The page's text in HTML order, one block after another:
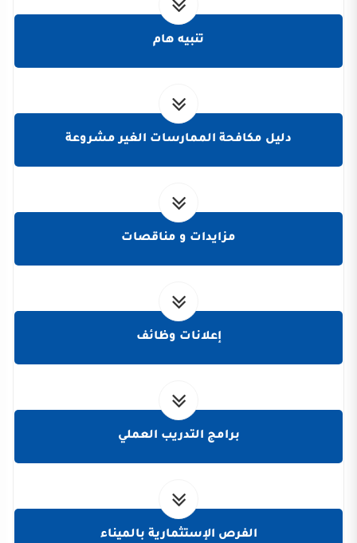
تنبيه هام
دليل مكافحة الممارسات الغير مشروعة
مزايدات و مناقصات
إعلانات وظائف
برامج التدريب العملي
الفرص الإستثمارية بالميناء